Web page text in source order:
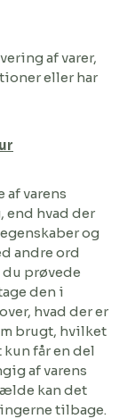
af varer,
eller har
varens
end hvad der
og
andre ord
du prøvede
den i
hvad der er
brugt, hvilket
får en del
af varens
kan det
tilbage.